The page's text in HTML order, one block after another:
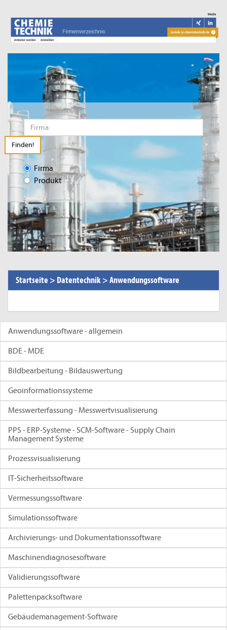
Finden!
Firma
Produkt
Startseite > Datentechnik >Anwendungssoftware
Anwendungssoftware - allgemein
BDE - MDE
Bildbearbeitung - Bildauswertung
Geoinformationssysteme
Messwerterfassung - Messwertvisualisierung
PPS - ERP-Systeme - SCM-Software - Supply Chain
Management Systeme
Prozessvisualisierung
IT-Sicherheitssoftware
Vermessungssoftware
Simulationssoftware
Archivierungs- und Dokumentationssoftware
Maschinendiagnosesoftware
Validierungssoftware
Palettenpacksoftware
Gebäudemanagement-Software